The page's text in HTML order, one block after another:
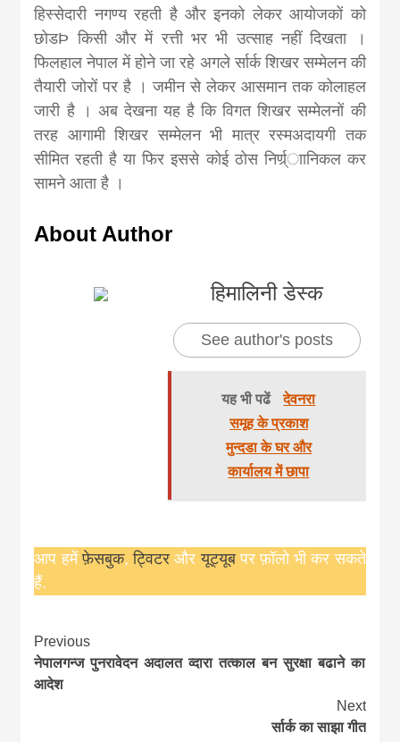
हिस्सेदारी नगण्य रहती है और इनको लेकर आयोजकों को
छोडÞ किसी और में रत्ती भर भी उत्साह नहीं दिखता ।
फिलहाल नेपाल में होने जा रहे अगले र्सार्क शिखर सम्मेलन की
तैयारी जोरों पर है । जमीन से लेकर आसमान तक कोलाहल
जारी है । अब देखना यह है कि विगत शिखर सम्मेलनों की
तरह आगामी शिखर सम्मेलन भी मात्र रस्मअदायगी तक
सीमित रहती है या फिर इससे कोई ठोस निर्ण्र्ाानिकल कर
सामने आता है ।
About Author
हिमालिनी डेस्क
See author's posts
यह भी पढें
देवनरा
समूह के प्रकाश
मुन्दडा के घर और
कार्यालय में छापा
आप हमेंफ़ेसबुक,ट्विटरऔरयूट्यूबपर फ़ॉलो भी कर सकते
हैं.
Continue
Reading
Previous
नेपालगन्ज पुनरावेदन अदालत व्दारा तत्काल बन सुरक्षा बढाने का
आदेश
Next
र्सार्क का साझा गीत